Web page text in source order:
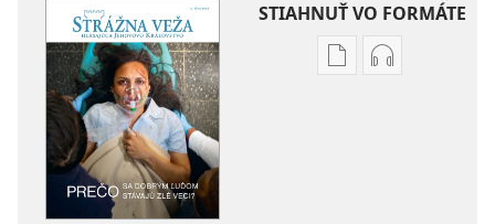
STIAHNUŤ VO FORMÁTE
MožnostiMožnosti